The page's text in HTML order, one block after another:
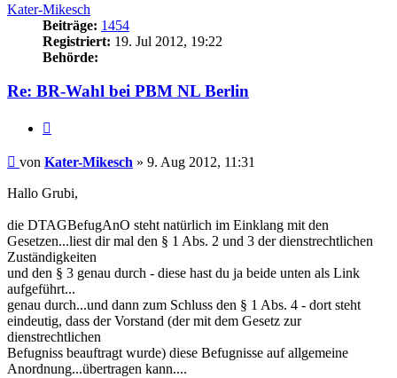
Kater-Mikesch
Beiträge: 1454
Registriert: 19. Jul 2012, 19:22
Behörde:
Re: BR-Wahl bei PBM NL Berlin
Beitrag
von Kater-Mikesch » 9. Aug 2012, 11:31
Hallo Grubi,
die DTAGBefugAnO steht natürlich im Einklang mit den
Gesetzen...liest dir mal den § 1 Abs. 2 und 3 der dienstrechtlichen
Zuständigkeiten
und den § 3 genau durch - diese hast du ja beide unten als Link
aufgeführt...
genau durch...und dann zum Schluss den § 1 Abs. 4 - dort steht
eindeutig, dass der Vorstand (der mit dem Gesetz zur
dienstrechtlichen
Befugniss beauftragt wurde) diese Befugnisse auf allgemeine
Anordnung...übertragen kann....